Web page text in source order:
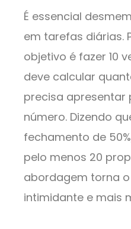
É essencial
em tarefas diárias.
objetivo é fazer 10
deve calcular
precisa apresentar
número. Dizendo
fechamento de
pelo menos 20
abordagem torna
intimidante e mais